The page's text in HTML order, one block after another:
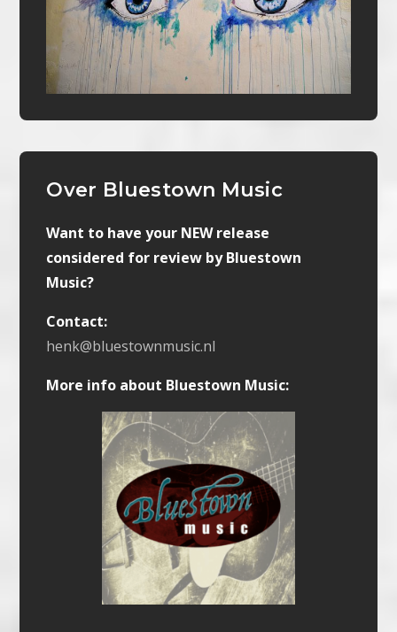
Over Bluestown Music
Want to have your NEW release
considered for review by Bluestown
Music?
Contact:
henk@bluestownmusic.nl
More info about Bluestown Music: